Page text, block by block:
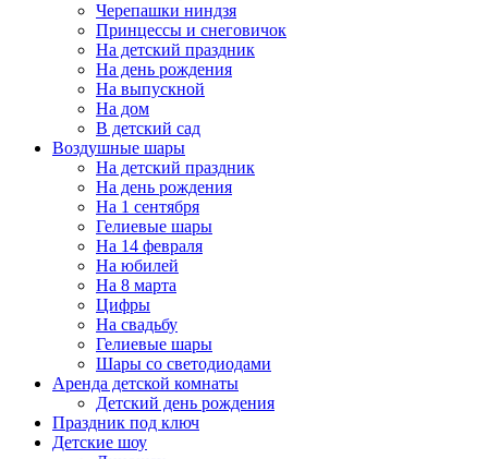
Черепашки ниндзя
Принцессы и снеговичок
На детский праздник
На день рождения
На выпускной
На дом
В детский сад
Воздушные шары
На детский праздник
На день рождения
На 1 сентября
Гелиевые шары
На 14 февраля
На юбилей
На 8 марта
Цифры
На свадьбу
Гелиевые шары
Шары со светодиодами
Аренда детской комнаты
Детский день рождения
Праздник под ключ
Детские шоу